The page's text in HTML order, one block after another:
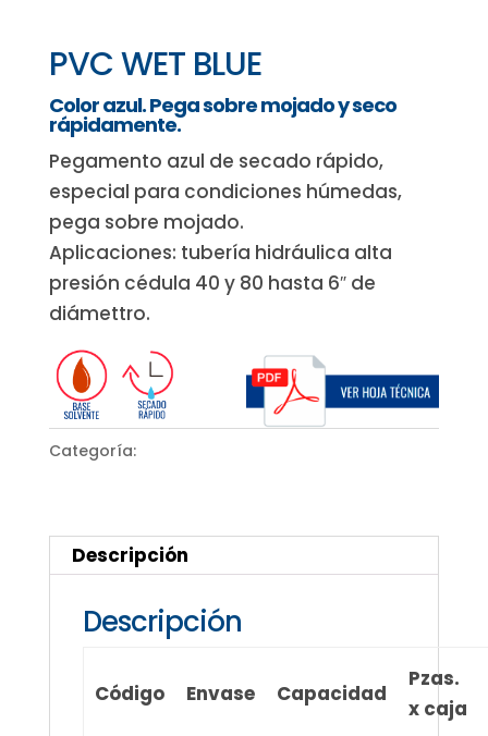
PVC WET BLUE
Color azul. Pega sobre mojado y seco
rápidamente.
Pegamento azul de secado rápido,
especial para condiciones húmedas,
pega sobre mojado.
Aplicaciones: tubería hidráulica alta
presión cédula 40 y 80 hasta 6″ de
diámettro.
Categoría:
Descripción
Descripción
Código Envase Capacidad
Pzas.
x caja